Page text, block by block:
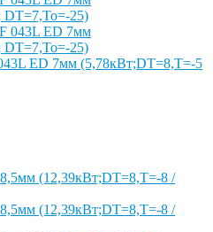
ED 7мм (5,78кВт;DT=8,Т=-5